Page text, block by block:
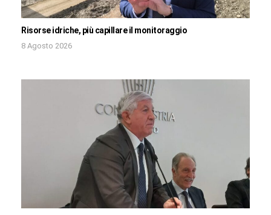
Risorse idriche, più capillare il monitoraggio
8 Agosto 2026